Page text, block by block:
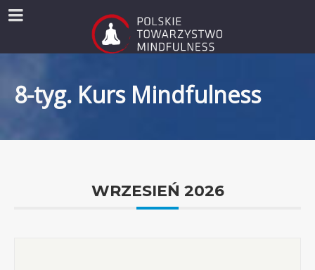
8-tyg. Kurs Mindfulness
WRZESIEŃ 2026